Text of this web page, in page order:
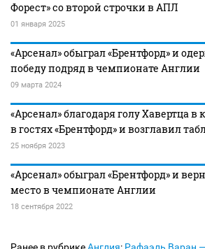
Форест» со второй строчки в АПЛ
01 января 2025
«Арсенал» обыграл «Брентфорд» и
победу подряд в чемпионате Англии
09 марта 2024
«Арсенал» благодаря голу Хавертца в
в гостях «Брентфорд» и возглавил
25 ноября 2023
«Арсенал» обыграл «Брентфорд» и
место в чемпионате Англии
18 сентября 2022